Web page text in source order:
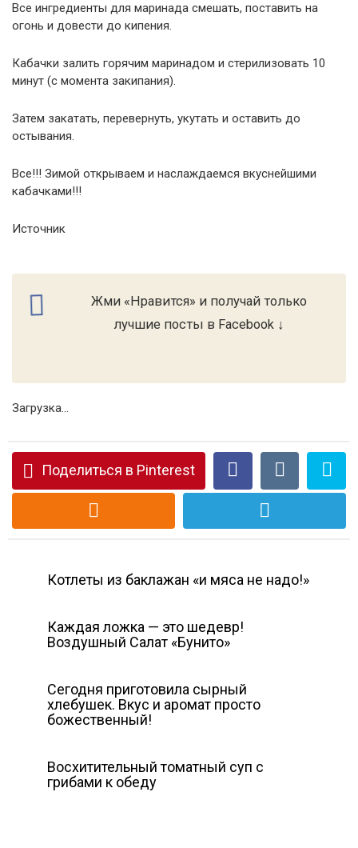
Все ингредиенты для маринада смешать, поставить на
огонь и довести до кипения.
Кабачки залить горячим маринадом и стерилизовать 10
минут (с момента закипания).
Затем закатать, перевернуть, укутать и оставить до
остывания.
Все!!! Зимой открываем и наслаждаемся вкуснейшими
кабачками!!!
Источник
Жми «Нравится» и получай только
лучшие посты в Facebook ↓
Загрузка...
Поделиться в Pinterest
Котлеты из баклажан «и мяса не надо!»
Каждая ложка — это шедевр!
Воздушный Салат «Бунито»
Сегодня приготовила сырный
хлебушек. Вкус и аромат просто
божественный!
Восхитительный томатный суп с
грибами к обеду